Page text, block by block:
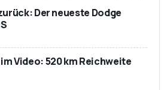
Der neueste Dodge
Video: 520 km Reichweite